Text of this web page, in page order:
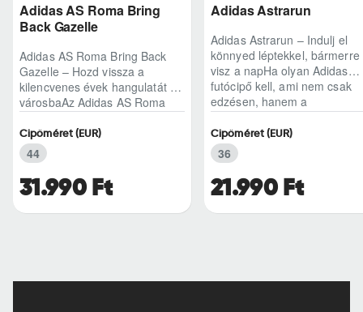
Adidas AS Roma Bring
Back Gazelle
Adidas AS Roma Bring Back
Gazelle – Hozd vissza a
kilencvenes évek hangulatát a
városbaAz Adidas AS Roma
egyszerű sneaker, hane..
31.990 Ft
Cipőméret (EUR)
44
Adidas Astrarun
Adidas Astrarun – Indulj el
könnyed léptekkel, bármerre
visz a napHa olyan Adidas
futócipő kell, ami nem csak
edzésen, hanem a
hétköznapokban is kénye..
21.990 Ft
Cipőméret (EUR)
36